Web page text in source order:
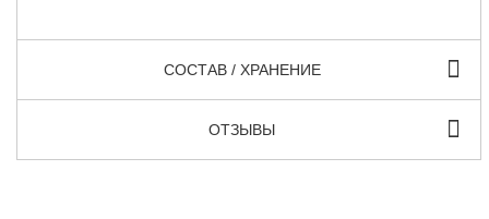
СОСТАВ / ХРАНЕНИЕ
ОТЗЫВЫ